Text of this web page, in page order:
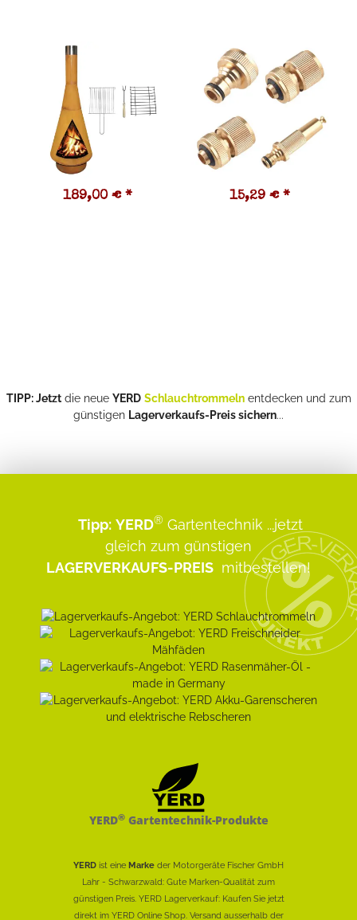
189,00 € * 15,29 € *
TIPP: Jetztdie neue YERD Schlauchtrommelnentdecken und zum
günstigen Lagerverkaufs-Preis sichern...
Tipp: YERD® Gartentechnik ...jetzt
gleich zum günstigen
LAGERVERKAUFS-PREIS mitbestellen!
YERD®Gartentechnik-Produkte
YERD ist eine Marke der Motorgeräte Fischer GmbH
Lahr - Schwarzwald: Gute Marken-Qualität zum
günstigen Preis. YERD Lagerverkauf: Kaufen Sie jetzt
direkt im YERD Online Shop. Versand ausserhalb der